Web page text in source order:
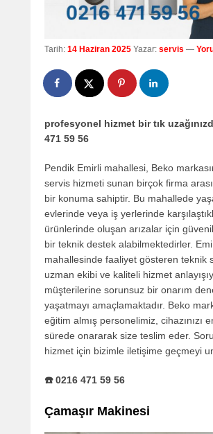
Tarih: 14 Haziran 2025 Yazar: servis —
profesyonel hizmet bir tık
471 59 56
Pendik Emirli mahallesi, Beko
servis hizmeti sunan birçok firma
bir konuma sahiptir. Bu mahallede
evlerinde veya iş yerlerinde
ürünlerinde oluşan arızalar için
bir teknik destek alabilmektedirler.
mahallesinde faaliyet gösteren teknik
uzman ekibi ve kaliteli hizmet
müşterilerine sorunsuz bir onarım
yaşatmayı amaçlamaktadır. Beko
eğitim almış personelimiz, cihazınızı
sürede onararak size teslim eder.
hizmet için bizimle iletişime geçmeyi
☎️ 0216 471 59 56
Çamaşır Makinesi